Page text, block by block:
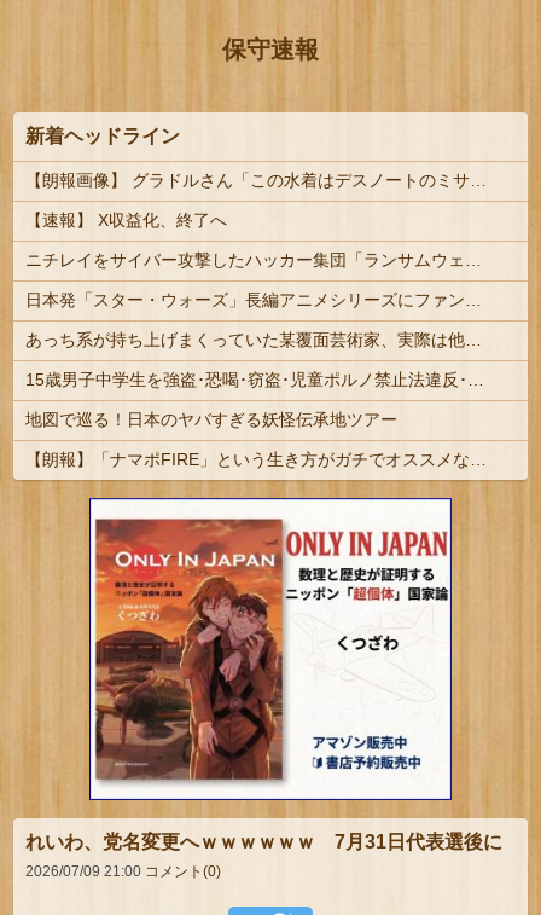
保守速報
新着ヘッドライン
【速報】 X収益化、終了へ
地図で巡る！日本のヤバすぎる妖怪伝承地ツアー
れいわ、党名変更へｗｗｗｗｗｗ 7月31日代表選後に
2026/07/09 21:00 コメント(0)